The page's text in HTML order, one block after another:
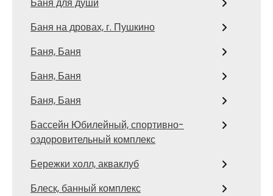
Баня на дровах, г. Пушкино
Баня, Баня
Баня, Баня
Баня, Баня
Бассейн Юбилейный, спортивно-
оздоровительный комплекс
Бережки холл, акваклуб
Блеск, банный комплекс